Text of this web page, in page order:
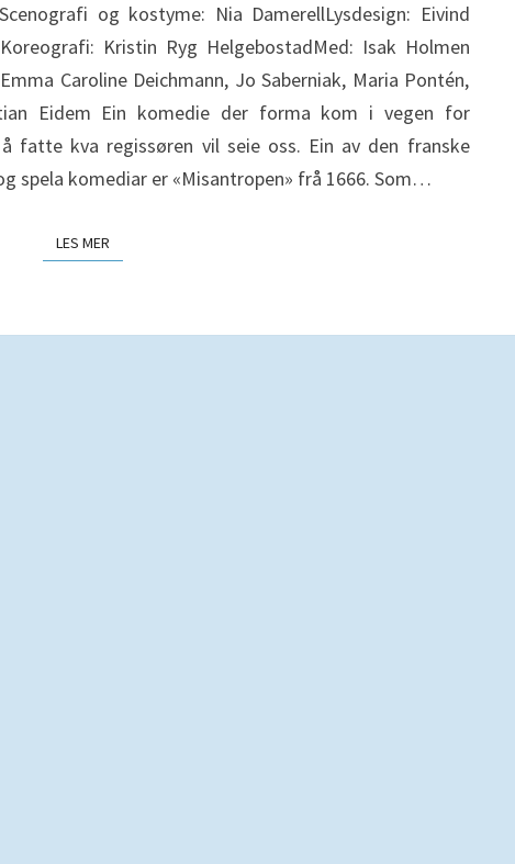
og kostyme: Nia DamerellLysdesign: Eivind
Kristin Ryg HelgebostadMed: Isak Holmen
Caroline Deichmann, Jo Saberniak, Maria Pontén,
Eidem Ein komedie der forma kom i vegen for
fatte kva regissøren vil seie oss. Ein av den franske
spela komediar er «Misantropen» frå 1666. Som…
LES MER